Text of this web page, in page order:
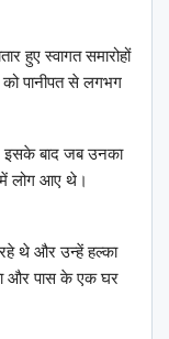
हुए स्वागत समारोहों
पानीपत से लगभग
इसके बाद जब उनका
में लोग आए थे।
थे और उन्हें हल्का
और पास के एक घर